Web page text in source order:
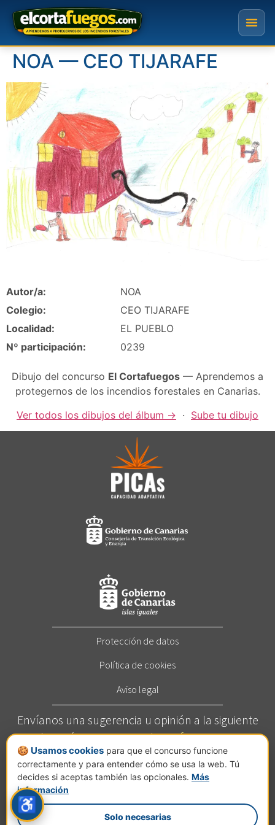
NOA — CEO TIJARAFE
Autor/a:
NOA
Colegio:
CEO TIJARAFE
Localidad:
EL PUEBLO
Nº participación:
0239
Dibujo del concurso El Cortafuegos — Aprendemos a
protegernos de los incendios forestales en Canarias.
Ver todos los dibujos del álbum → · Sube tu dibujo
Protección de datos
Política de cookies
Aviso legal
Envíanos una sugerencia u opinión a la siguiente
dirección:concurso@elcortafuegos.com
Llámanos al822 272 209 (Horario: Este servicio está
disponible de lunes a viernes de 7 a 14 horas).
Calle Jesús Hernández Guzmán, nº 2, planta C, Pol.
Ind. El Mayorazgo, 38110 Santa Cruz de Tenerife.
♿
🍪 Usamos cookies para que el concurso funcione
correctamente y para entender cómo se usa la web. Tú
decides si aceptas también las opcionales. Más
información
Solo necesarias